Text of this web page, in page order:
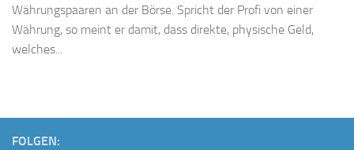
Währungspaaren an der Börse. Spricht der Profi von einer
Währung, so meint er damit, dass direkte, physische Geld,
welches...
FOLGEN: